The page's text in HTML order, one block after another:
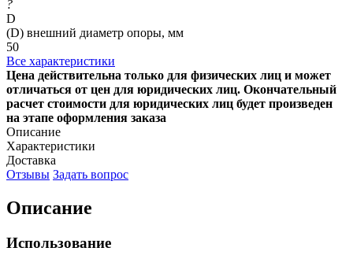
?
D
(D) внешний диаметр опоры, мм
50
Все характеристики
Цена действительна только для физических лиц и может
отличаться от цен для юридических лиц. Окончательный
расчет стоимости для юридических лиц будет произведен
на этапе оформления заказа
Описание
Характеристики
Доставка
Отзывы Задать вопрос
Описание
Использование